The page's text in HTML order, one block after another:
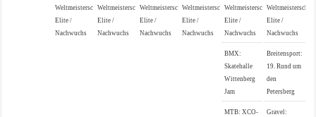
Weltmeisterschaften
Elite /
Nachwuchs
Weltmeisterschaften
Elite /
Nachwuchs
Weltmeisterschaften
Elite /
Nachwuchs
Weltmeisterschaften
Elite /
Nachwuchs
Weltmeisterschaften
Elite /
Nachwuchs
BMX:
Skatehalle
Wittenberg
Jam
MTB: XCO-
Elite /
Nachwuchs
Breitensport:
19. Rund um
den
Petersberg
Gravel: